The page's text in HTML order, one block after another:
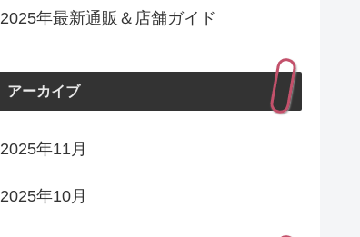
2025年最新通販＆店舗ガイド
アーカイブ
2025年11月
2025年10月